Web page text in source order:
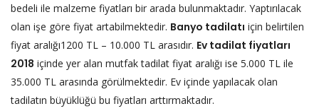
bedeli ile malzeme fiyatları bir arada bulunmaktadır. Yaptırılacak
olan işe göre fiyat artabilmektedir. Banyo tadilatı için belirtilen
fiyat aralığı1200 TL – 10.000 TL arasıdır. Ev tadilat fiyatları
2018 içinde yer alan mutfak tadilat fiyat aralığı ise 5.000 TL ile
35.000 TL arasında görülmektedir. Ev içinde yapılacak olan
tadilatın büyüklüğü bu fiyatları arttırmaktadır.